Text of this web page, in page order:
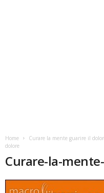
Home Curare la mente guarire il
dolore
Curare-la-